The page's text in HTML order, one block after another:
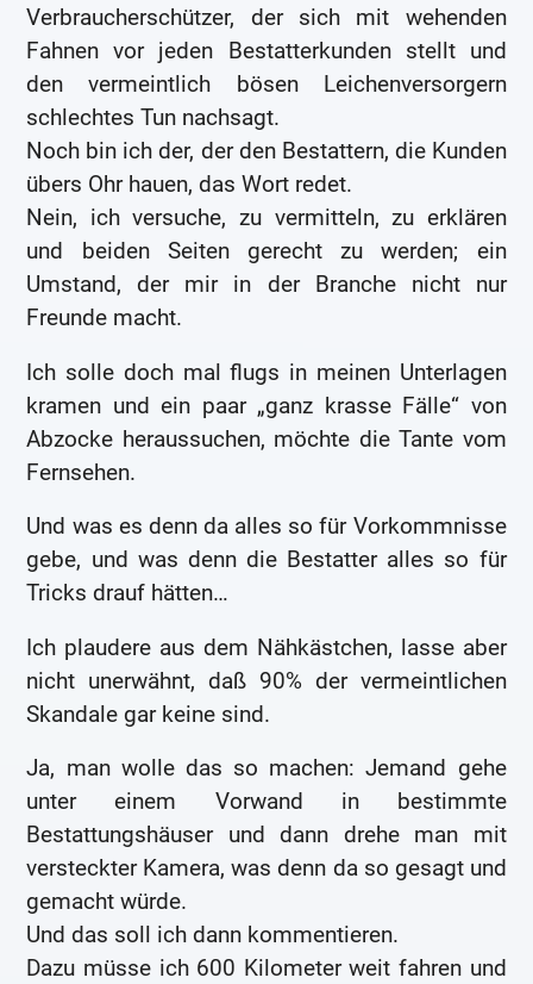
Verbraucherschützer, der sich mit wehenden
Fahnen vor jeden Bestatterkunden stellt und
den vermeintlich bösen Leichenversorgern
schlechtes Tun nachsagt.
Noch bin ich der, der den Bestattern, die Kunden
übers Ohr hauen, das Wort redet.
Nein, ich versuche, zu vermitteln, zu erklären
und beiden Seiten gerecht zu werden; ein
Umstand, der mir in der Branche nicht nur
Freunde macht.
Ich solle doch mal flugs in meinen Unterlagen
kramen und ein paar „ganz krasse Fälle“ von
Abzocke heraussuchen, möchte die Tante vom
Fernsehen.
Und was es denn da alles so für Vorkommnisse
gebe, und was denn die Bestatter alles so für
Tricks drauf hätten…
Ich plaudere aus dem Nähkästchen, lasse aber
nicht unerwähnt, daß 90% der vermeintlichen
Skandale gar keine sind.
Ja, man wolle das so machen: Jemand gehe
unter einem Vorwand in bestimmte
Bestattungshäuser und dann drehe man mit
versteckter Kamera, was denn da so gesagt und
gemacht würde.
Und das soll ich dann kommentieren.
Dazu müsse ich 600 Kilometer weit fahren und